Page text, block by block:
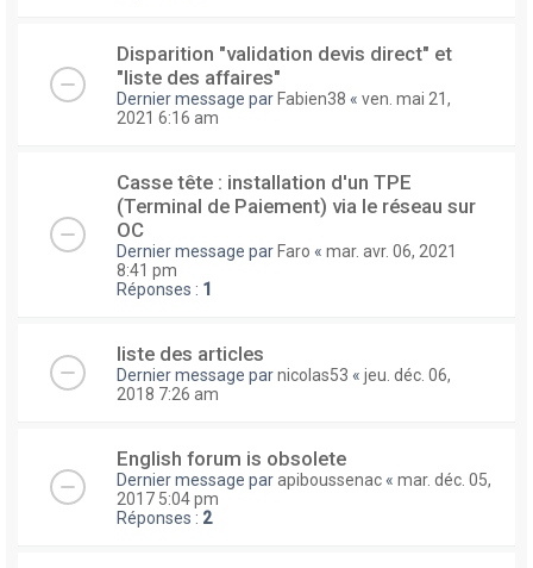
Disparition "validation devis direct" et
"liste des affaires"
Dernier message parFabien38 « ven. mai 21,
2021 6:16 am
Casse tête : installation d'un TPE
(Terminal de Paiement) via le réseau sur
OC
Dernier message parFaro « mar. avr. 06, 2021
8:41 pm
Réponses : 1
liste des articles
Dernier message parnicolas53 « jeu. déc. 06,
2018 7:26 am
English forum is obsolete
Dernier message parapiboussenac « mar. déc. 05,
2017 5:04 pm
Réponses : 2